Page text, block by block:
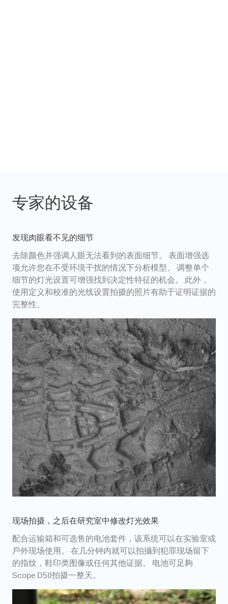
专家的设备
发现肉眼看不见的细节
去除颜色并强调人眼无法看到的表面细节。 表面增强选
项允许您在不受环境干扰的情况下分析模型。 调整单个
细节的灯光设置可增强找到决定性特征的机会。 此外，
使用定义和校准的光线设置拍摄的照片有助于证明证据的
完整性。
现场拍摄，之后在研究室中修改灯光效果
配合运输箱和可选售的电池套件，该系统可以在实验室或
戶外现场使用。 在几分钟内就可以拍攝到犯罪现场留下
的指纹，鞋印类图像或任何其他证据。 电池可足夠
Scope D50拍摄一整天。